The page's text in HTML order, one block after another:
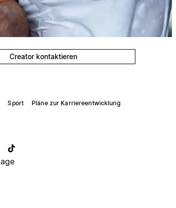
Creator kontaktieren
Sport Pläne zur Karriereentwicklung